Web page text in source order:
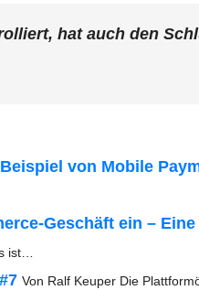
hat auch den
von Mobi­le
Geschäft ein –
ist…
Von Ralf Keu­per Die